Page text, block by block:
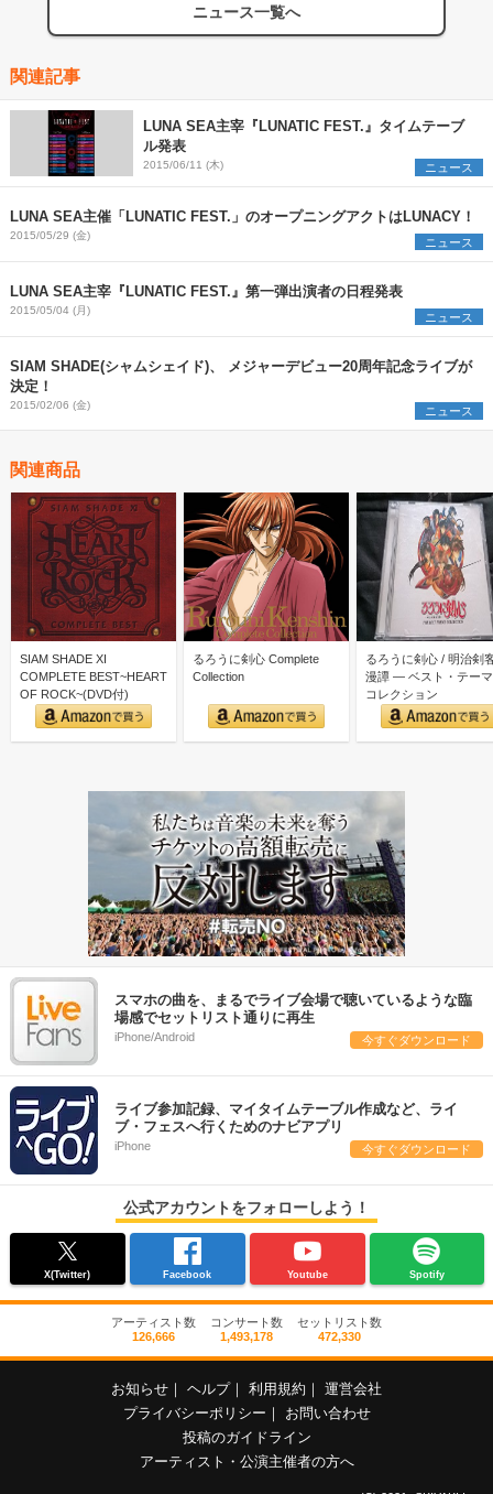
ニュース一覧へ
関連記事
LUNA SEA主宰『LUNATIC FEST.』タイムテーブ
ル発表
2015/06/11 (木) ニュース
LUNA SEA主催「LUNATIC FEST.」のオープニングアクトはLUNACY！
2015/05/29 (金) ニュース
LUNA SEA主宰『LUNATIC FEST.』第一弾出演者の日程発表
2015/05/04 (月) ニュース
SIAM SHADE(シャムシェイド)、 メジャーデビュー20周年記念ライブが
決定！
2015/02/06 (金) ニュース
関連商品
SIAM SHADE XI
COMPLETE BEST~HEART
OF ROCK~(DVD付)
るろうに剣心 Complete
Collection
るろうに剣心 / 明治剣
漫譚 ― ベスト・テー
コレクション
スマホの曲を、まるでライブ会場で聴いているような臨
場感でセットリスト通りに再生
iPhone/Android 今すぐダウンロード
ライブ参加記録、マイタイムテーブル作成など、ライ
ブ・フェスへ行くためのナビアプリ
iPhone 今すぐダウンロード
公式アカウントをフォローしよう！
X(Twitter) Facebook Youtube Spotify
アーティスト数
126,666
コンサート数
1,493,178
セットリスト数
472,330
お知らせ ヘルプ 利用規約
運営会社
プライバシーポリシー
お問い合わせ
投稿のガイドライン
アーティスト・公演主催者の方へ